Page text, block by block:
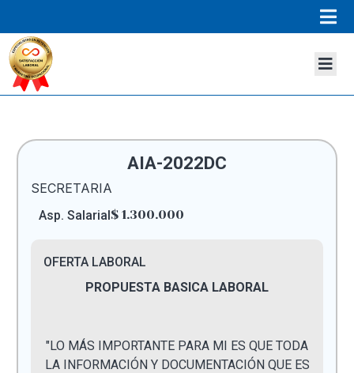
AIA-2022DC
SECRETARIA
Asp. Salarial$ 1.300.000
OFERTA LABORAL
PROPUESTA BASICA LABORAL
"LO MÁS IMPORTANTE PARA MI ES QUE TODA
LA INFORMACIÓN Y DOCUMENTACIÓN QUE ES